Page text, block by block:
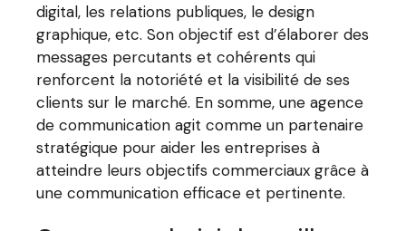
digital, les relations publiques, le design
graphique, etc. Son objectif est d’élaborer des
messages percutants et cohérents qui
renforcent la notoriété et la visibilité de ses
clients sur le marché. En somme, une agence
de communication agit comme un partenaire
stratégique pour aider les entreprises à
atteindre leurs objectifs commerciaux grâce à
une communication efficace et pertinente.